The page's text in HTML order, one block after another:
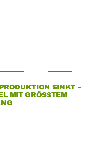
SINKT –
MIT GRÖSSTEM R